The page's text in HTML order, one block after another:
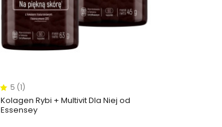
5 (1)
Kolagen Rybi + Multivit Dla Niej od
Essensey